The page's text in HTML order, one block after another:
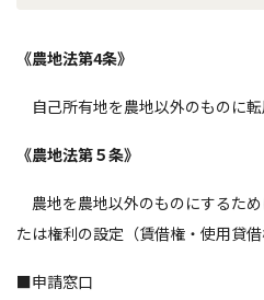
《農地法第4条》
自己所有地を農地以外のものに転
《農地法第５条》
農地を農地以外のものにするた
たは権利の設定（賃借権・使用貸借
■申請窓口